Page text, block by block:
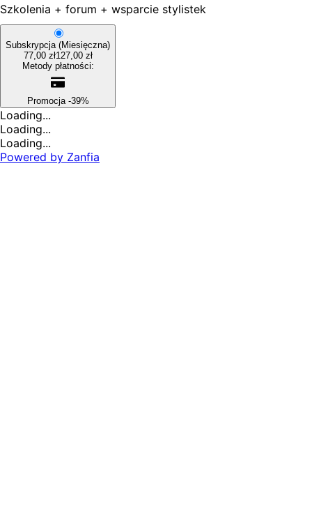
Szkolenia + forum + wsparcie stylistek
Subskrypcja(Miesięczna)
77,00 zł127,00 zł
Metody płatności:
Promocja -39%
Loading...
Loading...
Loading...
Powered by Zanfia